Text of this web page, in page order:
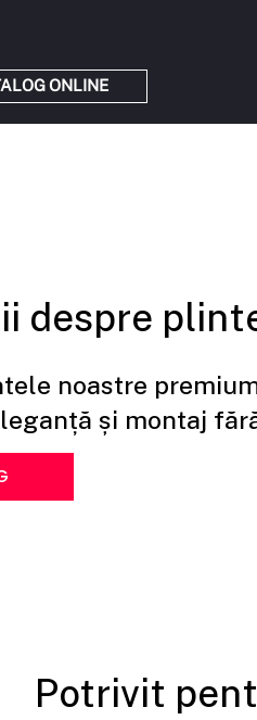
ONLINE
despre
noastre
și montaj
Potrivit